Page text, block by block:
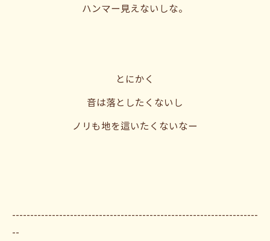
ハンマー見えないしな。
とにかく
音は落としたくないし
ノリも地を這いたくないなー
--------------------------------------------------------------------
--